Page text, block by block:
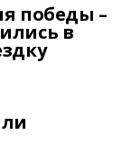
победы –
в